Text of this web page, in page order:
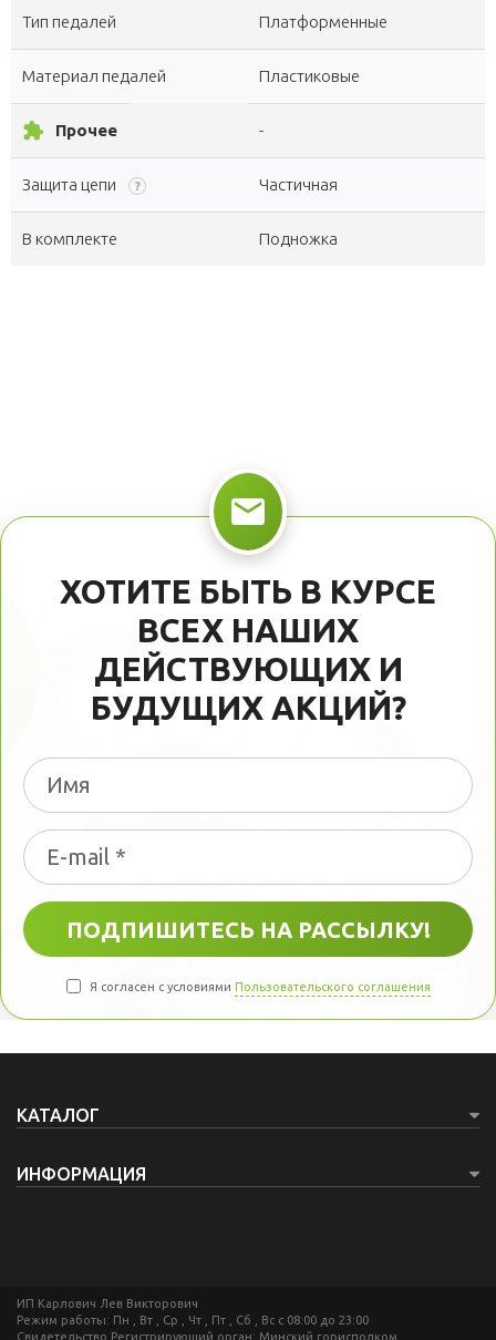
Тип педалей Платформенные
Материал педалей Пластиковые
extension Прочее -
Защита цепи ? Частичная
В комплекте Подножка
ХОТИТЕ БЫТЬ В КУРСЕ
ВСЕХ НАШИХ
ДЕЙСТВУЮЩИХ И
БУДУЩИХ АКЦИЙ?
Я согласен с условиями Пользовательского соглашения
КАТАЛОГ
ИНФОРМАЦИЯ
ИП Карлович Лев Викторович
Режим работы: Пн , Вт , Ср , Чт , Пт , Сб , Вс c 08:00 до 23:00
Свидетельство Регистрирующий орган: Минский горисполком.